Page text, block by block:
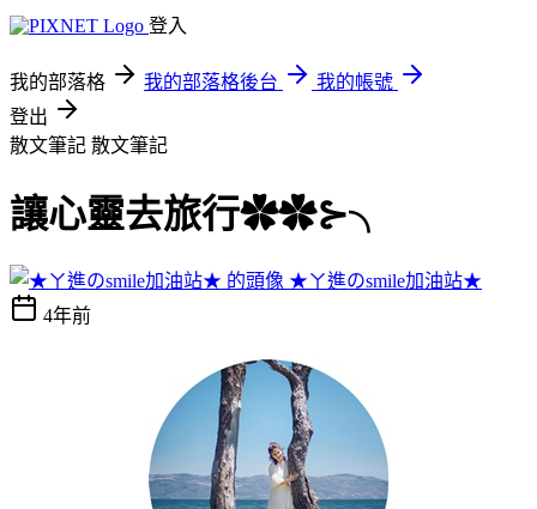
登入
我的部落格 我的部落格後台
我的帳號
登出
散文筆記 散文筆記
讓心靈去旅行✿✿⊱╮
★ㄚ進のsmile加油站★
4年前